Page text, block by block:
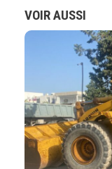
VOIR AUSSI